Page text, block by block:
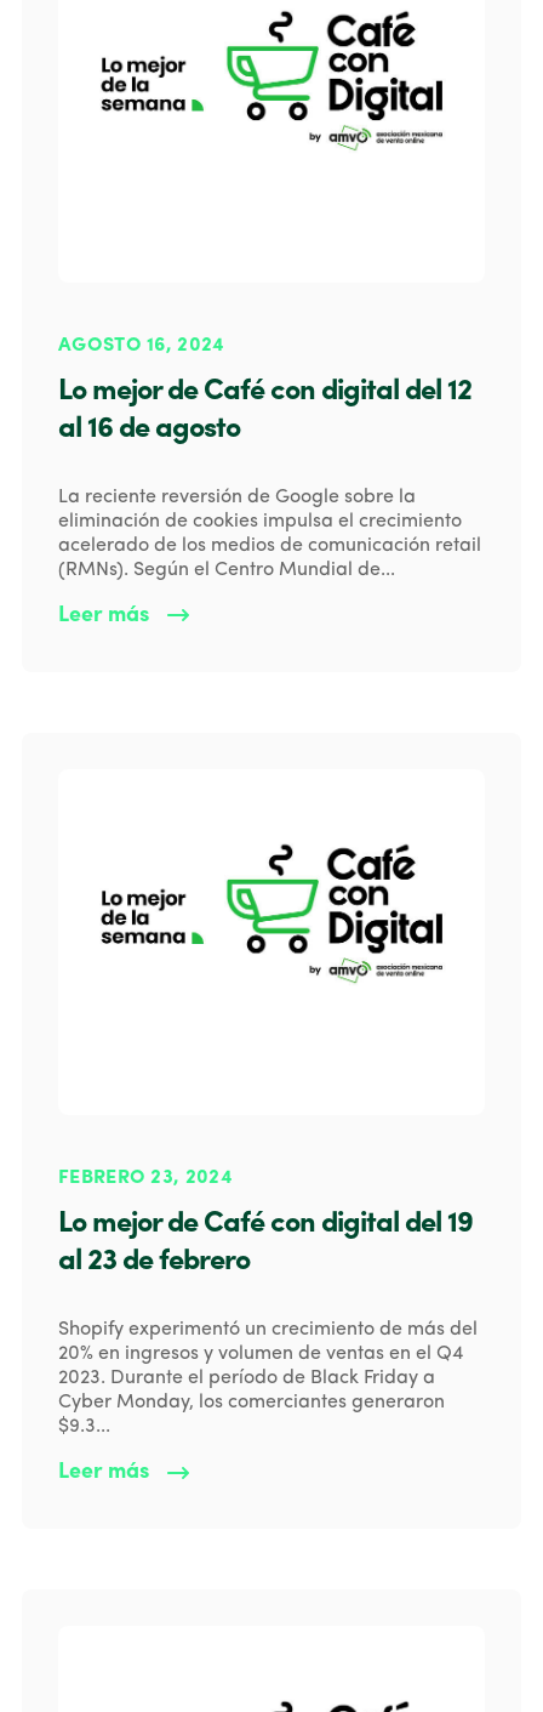
AGOSTO 16, 2024
Lo mejor de Café con digital del 12
al 16 de agosto
La reciente reversión de Google sobre la
eliminación de cookies impulsa el crecimiento
acelerado de los medios de comunicación retail
(RMNs). Según el Centro Mundial de...
Leer más
FEBRERO 23, 2024
Lo mejor de Café con digital del 19
al 23 de febrero
Shopify experimentó un crecimiento de más del
20% en ingresos y volumen de ventas en el Q4
2023. Durante el período de Black Friday a
Cyber Monday, los comerciantes generaron
$9.3...
Leer más